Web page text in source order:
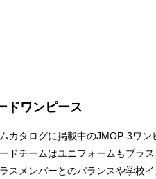
ドワンピース
カタログに掲載中のJMOP-3ワ
ドチームはユニフォームもブラ
スメンバーとのバランスや学校